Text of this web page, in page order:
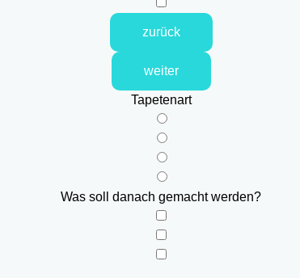
zurück
weiter
Tapetenart
Was soll danach gemacht werden?